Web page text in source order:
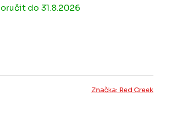
31.8.2026
Značka: Red Creek